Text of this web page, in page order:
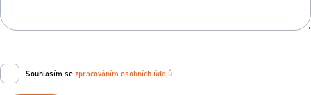
Souhlasím se zpracováním osobních údajů